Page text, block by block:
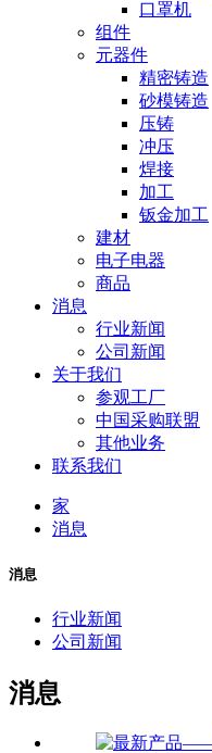
口罩机
组件
元器件
精密铸造
砂模铸造
压铸
冲压
焊接
加工
钣金加工
建材
电子电器
商品
消息
行业新闻
公司新闻
关于我们
参观工厂
中国采购联盟
其他业务
联系我们
家
消息
消息
行业新闻
公司新闻
消息